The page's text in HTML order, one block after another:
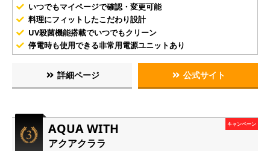
いつでもマイページで確認・変更可能
料理にフィットしたこだわり設計
UV殺菌機能搭載でいつでもクリーン
停電時も使用できる非常用電源ユニットあり
詳細ページ 公式サイト
AQUA WITH
アクアクララ
キャンペーン